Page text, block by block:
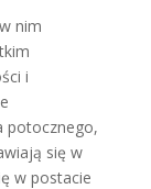
nim
i
potocznego,
się w
w postacie